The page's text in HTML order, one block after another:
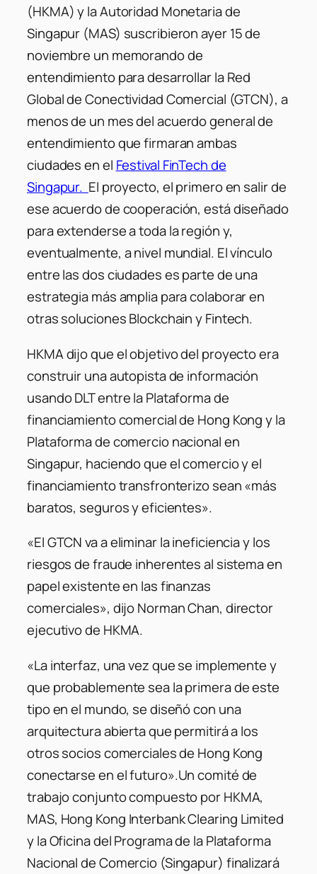
(HKMA) y la Autoridad Monetaria de
Singapur (MAS) suscribieron ayer 15 de
noviembre un memorando de
entendimiento para desarrollar la Red
Global de Conectividad Comercial (GTCN), a
menos de un mes del acuerdo general de
entendimiento que firmaran ambas
ciudades en el Festival FinTech de
Singapur. El proyecto, el primero en salir de
ese acuerdo de cooperación, está diseñado
para extenderse a toda la región y,
eventualmente, a nivel mundial. El vínculo
entre las dos ciudades es parte de una
estrategia más amplia para colaborar en
otras soluciones Blockchain y Fintech.
HKMA dijo que el objetivo del proyecto era
construir una autopista de información
usando DLT entre la Plataforma de
financiamiento comercial de Hong Kong y la
Plataforma de comercio nacional en
Singapur, haciendo que el comercio y el
financiamiento transfronterizo sean «más
baratos, seguros y eficientes».
«El GTCN va a eliminar la ineficiencia y los
riesgos de fraude inherentes al sistema en
papel existente en las finanzas
comerciales», dijo Norman Chan, director
ejecutivo de HKMA.
«La interfaz, una vez que se implemente y
que probablemente sea la primera de este
tipo en el mundo, se diseñó con una
arquitectura abierta que permitirá a los
otros socios comerciales de Hong Kong
conectarse en el futuro».Un comité de
trabajo conjunto compuesto por HKMA,
MAS, Hong Kong Interbank Clearing Limited
y la Oficina del Programa de la Plataforma
Nacional de Comercio (Singapur) finalizará